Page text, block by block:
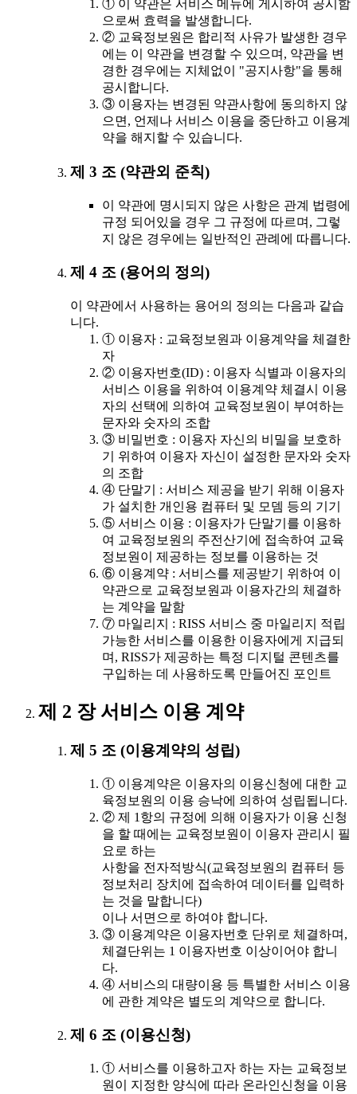
① 이 약관은 서비스 메뉴에 게시하여 공시함
으로써 효력을 발생합니다.
② 교육정보원은 합리적 사유가 발생한 경우
에는 이 약관을 변경할 수 있으며, 약관을 변
경한 경우에는 지체없이 "공지사항"을 통해
공시합니다.
③ 이용자는 변경된 약관사항에 동의하지 않
으면, 언제나 서비스 이용을 중단하고 이용계
약을 해지할 수 있습니다.
제 3 조 (약관외 준칙)
이 약관에 명시되지 않은 사항은 관계 법령에
규정 되어있을 경우 그 규정에 따르며, 그렇
지 않은 경우에는 일반적인 관례에 따릅니다.
제 4 조 (용어의 정의)
이 약관에서 사용하는 용어의 정의는 다음과 같습
니다.
① 이용자 : 교육정보원과 이용계약을 체결한
자
② 이용자번호(ID) : 이용자 식별과 이용자의
서비스 이용을 위하여 이용계약 체결시 이용
자의 선택에 의하여 교육정보원이 부여하는
문자와 숫자의 조합
③ 비밀번호 : 이용자 자신의 비밀을 보호하
기 위하여 이용자 자신이 설정한 문자와 숫자
의 조합
④ 단말기 : 서비스 제공을 받기 위해 이용자
가 설치한 개인용 컴퓨터 및 모뎀 등의 기기
⑤ 서비스 이용 : 이용자가 단말기를 이용하
여 교육정보원의 주전산기에 접속하여 교육
정보원이 제공하는 정보를 이용하는 것
⑥ 이용계약 : 서비스를 제공받기 위하여 이
약관으로 교육정보원과 이용자간의 체결하
는 계약을 말함
⑦ 마일리지 : RISS 서비스 중 마일리지 적립
가능한 서비스를 이용한 이용자에게 지급되
며, RISS가 제공하는 특정 디지털 콘텐츠를
구입하는 데 사용하도록 만들어진 포인트
제 2 장 서비스 이용 계약
제 5 조 (이용계약의 성립)
① 이용계약은 이용자의 이용신청에 대한 교
육정보원의 이용 승낙에 의하여 성립됩니다.
② 제 1항의 규정에 의해 이용자가 이용 신청
을 할 때에는 교육정보원이 이용자 관리시 필
요로 하는
사항을 전자적방식(교육정보원의 컴퓨터 등
정보처리 장치에 접속하여 데이터를 입력하
는 것을 말합니다)
이나 서면으로 하여야 합니다.
③ 이용계약은 이용자번호 단위로 체결하며,
체결단위는 1 이용자번호 이상이어야 합니
다.
④ 서비스의 대량이용 등 특별한 서비스 이용
에 관한 계약은 별도의 계약으로 합니다.
제 6 조 (이용신청)
① 서비스를 이용하고자 하는 자는 교육정보
원이 지정한 양식에 따라 온라인신청을 이용